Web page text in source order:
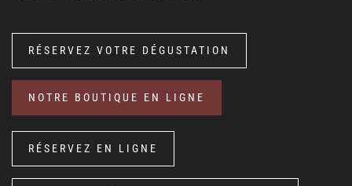
RÉSERVEZ VOTRE DÉGUSTATION
NOTRE BOUTIQUE EN LIGNE
RÉSERVEZ EN LIGNE